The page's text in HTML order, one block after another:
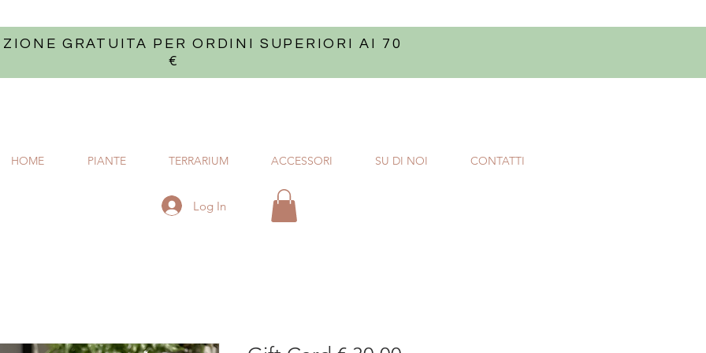
GRATUITA PER ORDINI SUPERIORI AI 70
€
HOME PIANTE TERRARIUM ACCESSORI SU DI NOI CONTATTI
Log In